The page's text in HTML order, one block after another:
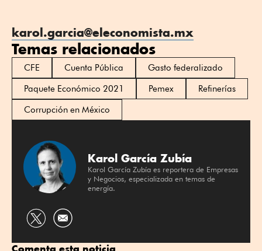
karol.garcia@eleconomista.mx
Temas relacionados
CFE Cuenta Pública
Gasto federalizado
Paquete Económico 2021
Pemex
Refinerías
Corrupción en México
Karol García Zubía
Karol García Zubía es reportera de Empresas
y Negocios, especializada en temas de
energía.
Compartir
Twitter
Comenta esta noticia